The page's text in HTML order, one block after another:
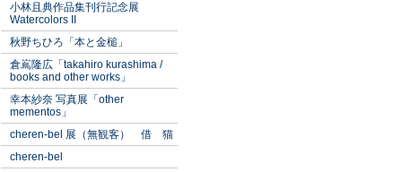
小林且典作品集刊行記念展
Watercolors II
秋野ちひろ「本と金槌」
倉嶌隆広「takahiro kurashima /
books and other works」
幸本紗奈 写真展「other
mementos」
cheren-bel 展（無観客） 借 猫
cheren-bel